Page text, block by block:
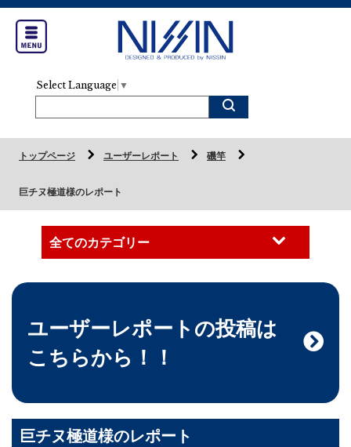
Select Language ▼
トップページ ユーザーレポート 磯竿
巨チヌ極道様のレポート
ユーザーレポートの投稿は
こちらから！！
巨チヌ極道様のレポート